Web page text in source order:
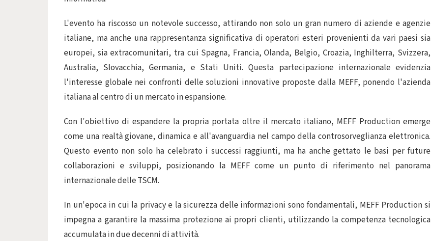
L'evento ha riscosso un notevole successo, attirando non solo un gran numero di aziende e agenzie
italiane, ma anche una rappresentanza significativa di operatori esteri provenienti da vari paesi sia
europei, sia extracomunitari, tra cui Spagna, Francia, Olanda, Belgio, Croazia, Inghilterra, Svizzera,
Australia, Slovacchia, Germania, e Stati Uniti. Questa partecipazione internazionale evidenzia
l'interesse globale nei confronti delle soluzioni innovative proposte dalla MEFF, ponendo l'azienda
italiana al centro di un mercato in espansione.
Con l'obiettivo di espandere la propria portata oltre il mercato italiano, MEFF Production emerge
come una realtà giovane, dinamica e all'avanguardia nel campo della controsorveglianza elettronica.
Questo evento non solo ha celebrato i successi raggiunti, ma ha anche gettato le basi per future
collaborazioni e sviluppi, posizionando la MEFF come un punto di riferimento nel panorama
internazionale delle TSCM.
In un'epoca in cui la privacy e la sicurezza delle informazioni sono fondamentali, MEFF Production si
impegna a garantire la massima protezione ai propri clienti, utilizzando la competenza tecnologica
accumulata in due decenni di attività.